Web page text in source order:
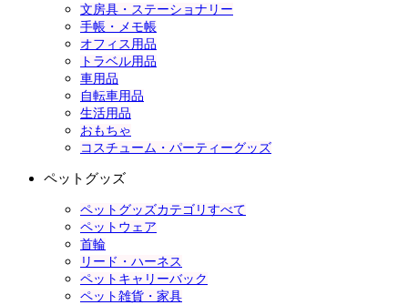
文房具・ステーショナリー
手帳・メモ帳
オフィス用品
トラベル用品
車用品
自転車用品
生活用品
おもちゃ
コスチューム・パーティーグッズ
ペットグッズ
ペットグッズカテゴリすべて
ペットウェア
首輪
リード・ハーネス
ペットキャリーバック
ペット雑貨・家具